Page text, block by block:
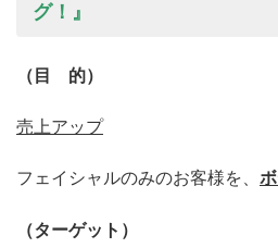
グ！』
（目 的）
売上アップ
フェイシャルのみのお客様を、
（ターゲット）